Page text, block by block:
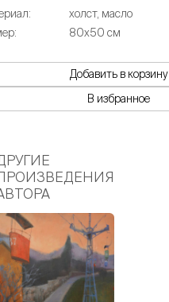
холст, масло
80х50 см
Добавить в корзину
В избранное